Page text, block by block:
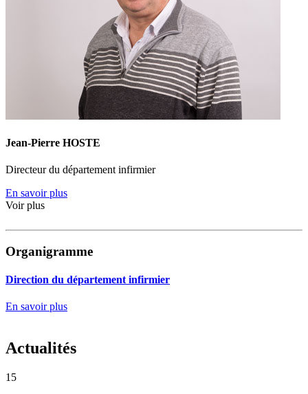
Jean-Pierre HOSTE
Directeur du département infirmier
En savoir plus
Voir plus
Organigramme
Direction du département infirmier
En savoir plus
Actualités
15